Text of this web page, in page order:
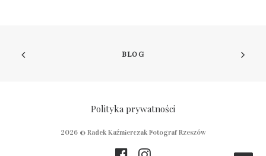
BLOG
Polityka prywatności
2026 © Radek Kaźmierczak Fotograf Rzeszów